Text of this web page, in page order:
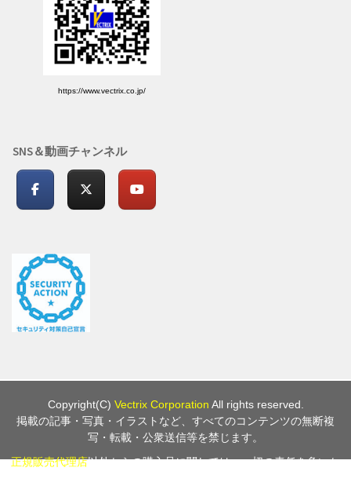
https://www.vectrix.co.jp/
SNS＆動画チャンネル
Copyright(C) Vectrix Corporation All rights reserved.
掲載の記事・写真・イラストなど、すべてのコンテンツの無断複
写・転載・公衆送信等を禁じます。
正規販売代理店以外からの購入品に関しては、一切の責任を負いか